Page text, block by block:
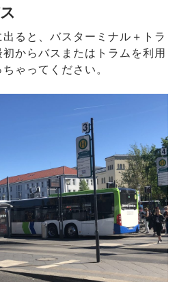
ると、バスターミナル＋トラ
からバスまたはトラムを利用
ゃってください。